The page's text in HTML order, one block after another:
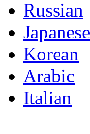
Russian
Japanese
Korean
Arabic
Italian